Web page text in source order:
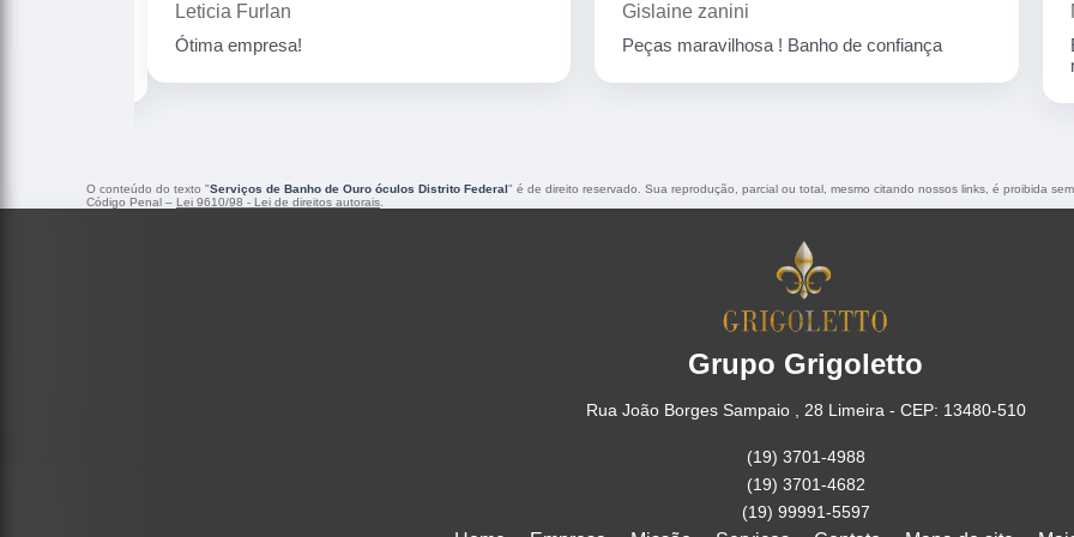
Gislaine zanini
Peças maravilhosa ! Banho de confiança
Marcelo Nicchio
Empresa corretíssima, banho de confiança
O conteúdo do texto "Serviços de Banho de Ouro óculos Distrito Federal" é de direito reservado. Sua reprodução, parcial ou total, mesmo citando nossos links, é proibida
Código Penal – Lei 9610/98 - Lei de direitos autorais
Grupo Grigoletto
Rua João Borges Sampaio , 28 Limeira - CEP: 13480-510
(19) 3701-4988
(19) 3701-4682
(19) 99991-5597